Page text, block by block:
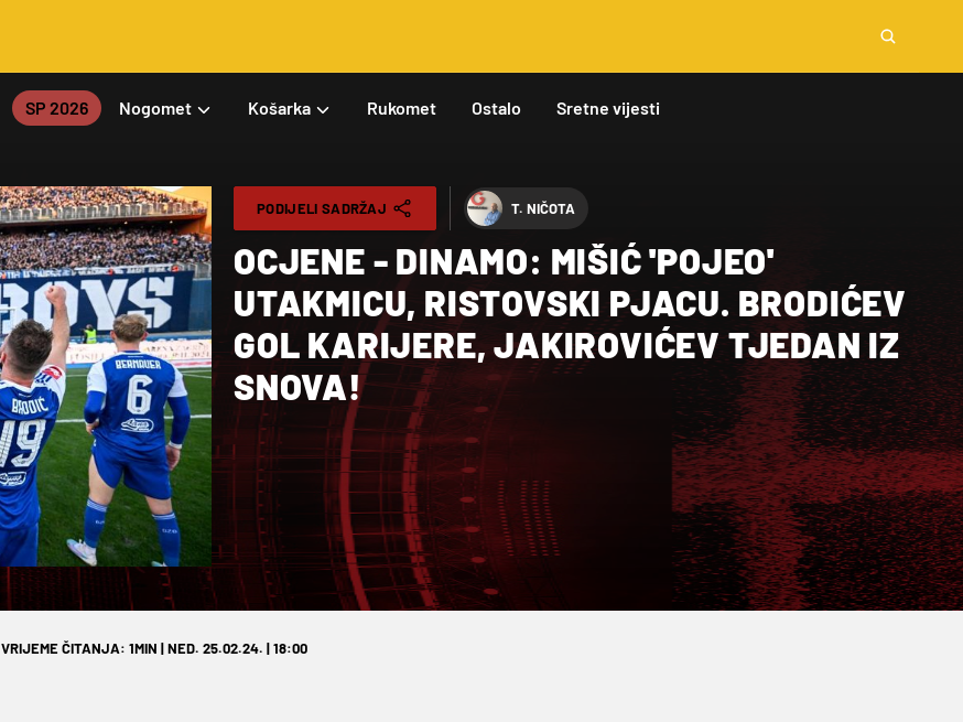
SP 2026 Nogomet Košarka Rukomet Ostalo Sretne vijesti
PODIJELI SADRŽAJ T. NIČOTA
OCJENE - DINAMO: MIŠIĆ 'POJEO'
UTAKMICU, RISTOVSKI PJACU. BRODIĆEV
GOL KARIJERE, JAKIROVIĆEV TJEDAN IZ
SNOVA!
VRIJEME ČITANJA: 1MIN | NED. 25.02.24. | 18:00